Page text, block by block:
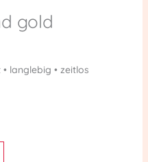
gold
langlebig • zeitlos